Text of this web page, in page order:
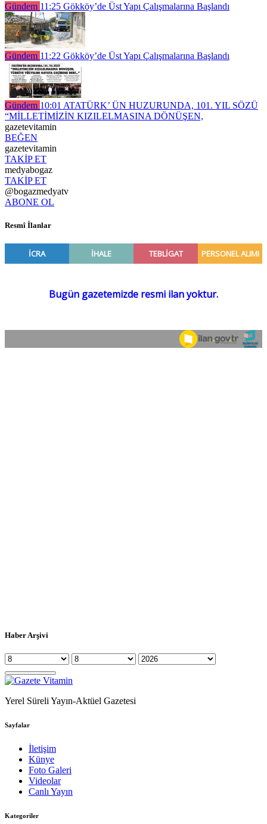
Gündem 11:25 Gökköy’de Üst Yapı Çalışmalarına Başlandı
Gündem 11:22 Gökköy’de Üst Yapı Çalışmalarına Başlandı
Gündem 10:01 ATATÜRK’ ÜN HUZURUNDA, 101. YIL SÖZÜ
“MİLLETİMİZİN KIZILELMASINA DÖNÜŞEN,
gazetevitamin
BEĞEN
gazetevitamin
TAKİP ET
medyabogaz
TAKİP ET
@bogazmedyatv
ABONE OL
Resmî İlanlar
Haber Arşivi
Yerel Süreli Yayın-Aktüel Gazetesi
Sayfalar
İletişim
Künye
Foto Galeri
Videolar
Canlı Yayın
Kategoriler